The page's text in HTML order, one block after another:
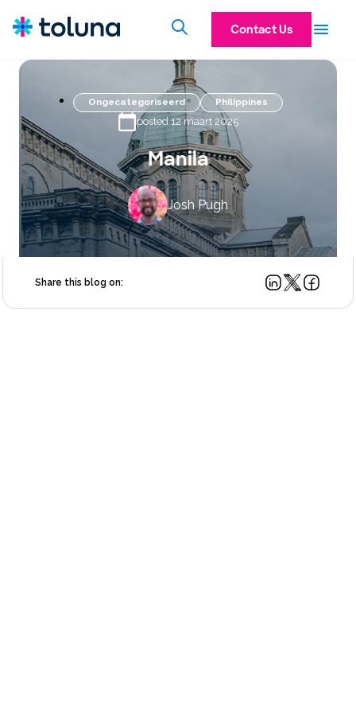
Contact Us
Ongecategoriseerd Philippines
posted 12 maart 2025
Manila
Josh Pugh
Share this blog on: